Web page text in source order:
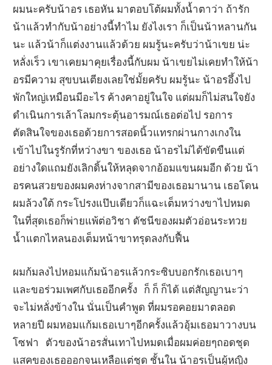
ผมนะครับน้าอร เธอหัน มาตอบโต้ผมทั้งน้ำตาว่า ถ้ารัก
น้าแล้วทำกับน้าอย่างนี้ทำไม ยังไงเรา ก็เป็นน้าหลานกัน
นะ แล้วน้าก็แต่งงานแล้วด้วย ผมรู้นะครับว่าน้าเขย น่ะ
หลั่งเร็ว เขาเคยมาคุยเรื่องนี้กับผม น้าเขยไม่เคยทำให้น้า
อรมีความ สุขบนเตียงเลยใช่มั้ยครับ ผมรู้นะ น้าอรอึ้งไป
พักใหญ่เหมือนมีอะไร ค้างคาอยู่ในใจ แต่ผมก็ไม่สนใจยัง
ดำเนินการเล้าโลมกระตุ้นอารมณ์เธอต่อไป รอการ
ตัดสินใจของเธอด้วยการสอดนิ้วแทรกผ่านกางเกงใน
เข้าไปในรูรักที่หว่างขา ของเธอ น้าอรไม่ได้ขัดขืนแต่
อย่างใดแถมยังเลิกดิ้นให้หลุดจากอ้อมแขนผมอีก ด้วย น้า
อรคนสวยของผมคงห่างจากสามีของเธอมานาน เธอโดน
ผมล้วงใต้ กระโปรงแป๊บเดียวก็แฉะเต็มหว่างขาไปหมด
ในที่สุดเธอก็พ่ายแพ้ต่อวิชา ดัชนีของผมตัวอ่อนระทวย
น้ำแตกไหลนองเต็มหน้าขาทรุดลงกับฟื้น
ผมก้มลงไปหอมแก้มน้าอรแล้วกระซิบบอกรักเธอเบาๆ
และขอร่วมเพศกับเธออีกครั้ง ก็ ก็ ก็ได้ แต่สัญญานะว่า
จะไม่หลั่งข้างใน นั่นเป็นคำพูด ที่ผมรอคอยมาตลอด
หลายปี ผมหอมแก้มเธอเบาๆอีกครั้งแล้วอุ้มเธอมาวางบน
โซฟา ตัวของน้าอรสั่นเทาไปหมดเมื่อผมค่อยๆถอดชุด
แสคของเธอออกจนเหลือแต่ชุด ชั้นใน น้าอรเป็นผู้หญิง